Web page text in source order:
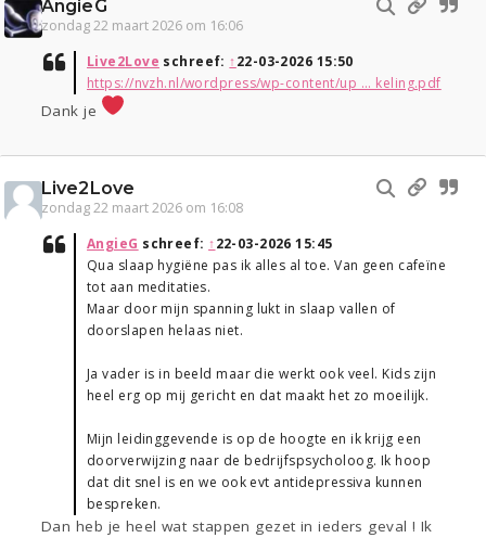
AngieG
zondag 22 maart 2026 om 16:06
Live2Love schreef: ↑22-03-2026 15:50
https://nvzh.nl/wordpress/wp-content/up ... keling.pdf
Dank je
Live2Love
zondag 22 maart 2026 om 16:08
AngieG schreef: ↑22-03-2026 15:45
Qua slaap hygiëne pas ik alles al toe. Van geen cafeïne
tot aan meditaties.
Maar door mijn spanning lukt in slaap vallen of
doorslapen helaas niet.
Ja vader is in beeld maar die werkt ook veel. Kids zijn
heel erg op mij gericht en dat maakt het zo moeilijk.
Mijn leidinggevende is op de hoogte en ik krijg een
doorverwijzing naar de bedrijfspsycholoog. Ik hoop
dat dit snel is en we ook evt antidepressiva kunnen
bespreken.
Dan heb je heel wat stappen gezet in ieders geval ! Ik